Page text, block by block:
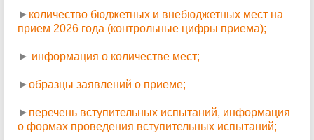
► количество бюджетных и внебюджетных мест на
прием 2026 года (контрольные цифры приема);
► информация о количестве мест;
► образцы заявлений о приеме;
► перечень вступительных испытаний, информация
о формах проведения вступительных испытаний;